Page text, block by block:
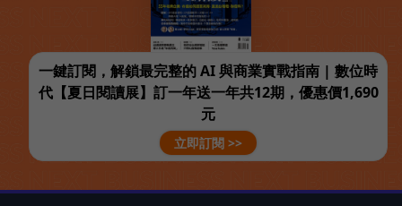
一鍵訂閱，解鎖最完整的 AI 與商業實戰指南 | 數位時
代【夏日閱讀展】訂一年送一年共12期，優惠價1,690
元
立即訂閱 >>